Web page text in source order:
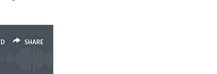
SHARE